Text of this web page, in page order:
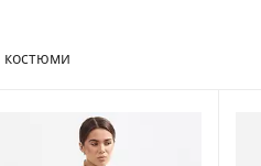
костюми